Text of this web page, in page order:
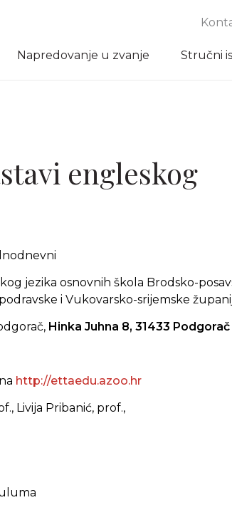
Napredovanje u zvanje Stručni
engleskog
jezika osnovnih škola Brodsko-
i Vukovarsko-srijemske
Hinka Juhna 8, 31433 Podgorač
http://ettaedu.azoo.hr
Livija Pribanić, prof.,